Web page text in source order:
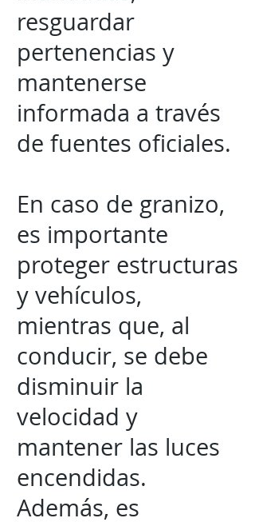
resguardar
pertenencias y
mantenerse
informada a través
de fuentes oficiales.
En caso de granizo,
es importante
proteger estructuras
y vehículos,
mientras que, al
conducir, se debe
disminuir la
velocidad y
mantener las luces
encendidas.
Además, es